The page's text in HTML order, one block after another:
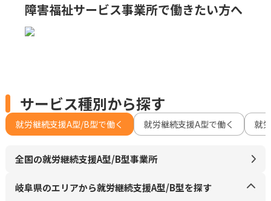
障害福祉サービス事業所で働きたい方へ
サービス種別から探す
就労継続支援A型/B型で働く 就労継続支援A型で働く 就
全国の就労継続支援A型/B型事業所
岐阜県のエリアから就労継続支援A型/B型を探す